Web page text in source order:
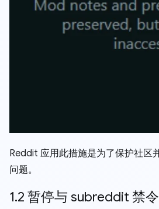
Reddit 应用此措施是为了保护社区
问题。
1.2 暂停与 subreddit 禁